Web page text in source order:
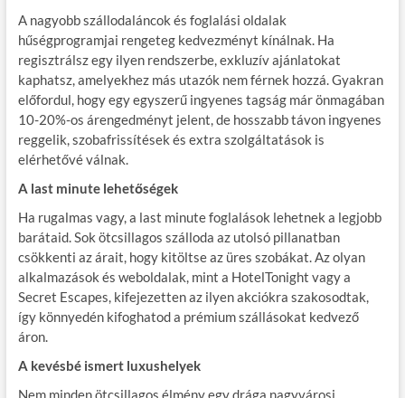
A nagyobb szállodaláncok és foglalási oldalak
hűségprogramjai rengeteg kedvezményt kínálnak. Ha
regisztrálsz egy ilyen rendszerbe, exkluzív ajánlatokat
kaphatsz, amelyekhez más utazók nem férnek hozzá. Gyakran
előfordul, hogy egy egyszerű ingyenes tagság már önmagában
10-20%-os árengedményt jelent, de hosszabb távon ingyenes
reggelik, szobafrissítések és extra szolgáltatások is
elérhetővé válnak.
A last minute lehetőségek
Ha rugalmas vagy, a last minute foglalások lehetnek a legjobb
barátaid. Sok ötcsillagos szálloda az utolsó pillanatban
csökkenti az árait, hogy kitöltse az üres szobákat. Az olyan
alkalmazások és weboldalak, mint a HotelTonight vagy a
Secret Escapes, kifejezetten az ilyen akciókra szakosodtak,
így könnyedén kifoghatod a prémium szállásokat kedvező
áron.
A kevésbé ismert luxushelyek
Nem minden ötcsillagos élmény egy drága nagyvárosi